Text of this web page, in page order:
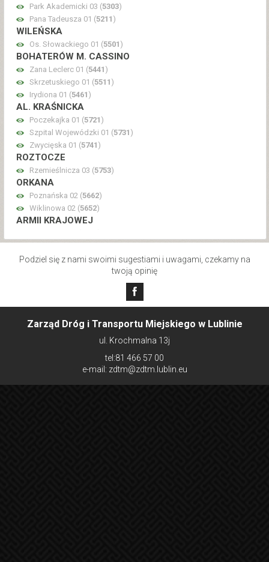
Park Akademicki 03 (5303)
Pana Tadeusza 01 (5211 )
WILEŃSKA
Os. Słowackiego 01 (5501 )
BOHATERÓW M. CASSINO
Zana Leclerc 01 (5441 )
Skrzetuskiego 01 (5511 )
Irydiona 01 (5461 )
AL. KRAŚNICKA
Poczekajka 01 (5721 )
Szpital Wojewódzki 01 (5731 )
Zwycięska 01 (5741 )
ROZTOCZE
Rzemieślnicza 03 (5753)
ORKANA
Poznańska 02 (5662)
Wiklinowa 02 (5652)
ARMII KRAJOWEJ
JANA PAWŁA II
Bociania 01 (5541)
Gęsia II 01 (5621)
Gęsia 06 (5586)
Podziel się z nami swoimi sugestiami i uwagami, czekamy na
twoją opinię
Zarząd Dróg i Transportu Miejskiego w Lublinie
ul. Krochmalna 13j
tel:81 466 57 00
e-mail: zdtm@zdtm.lublin.eu